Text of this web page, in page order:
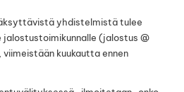
yhdistelmistä tulee
(jalostus @
kuukautta ennen